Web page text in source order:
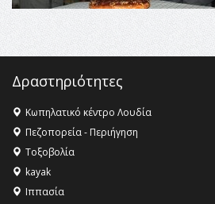
16:18 -
ΕΝΟΡΙΑΚΕΣ ΚΑΛΟΚΑΙΡΙΝΕΣ
ΣΤΗΝ ΕΔΕΣΣΑ
Δραστηριότητες
Κωπηλατικό κέντρο Λουδία
Πεζοπορεία - Περιήγηση
Τοξοβολία
kayak
Ιππασία